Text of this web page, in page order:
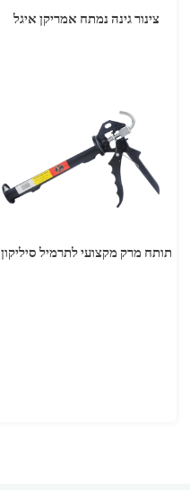
צינור גינה נמתח אמריקן איגל
תותח מרק מקצועי לתרמיל סיליקון